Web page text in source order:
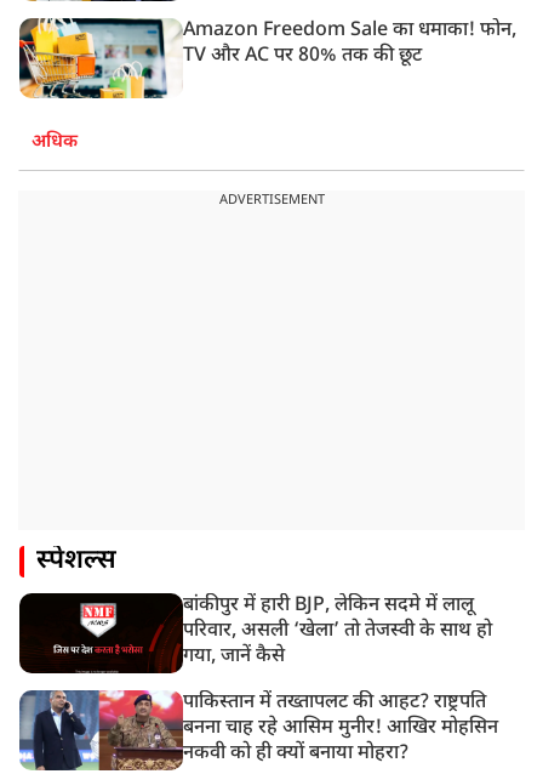
Amazon Freedom Sale का धमाका! फोन,
TV और AC पर 80% तक की छूट
अधिक
ADVERTISEMENT
स्पेशल्स
बांकीपुर में हारी BJP, लेकिन सदमे में लालू
परिवार, असली ‘खेला’ तो तेजस्वी के साथ हो
गया, जानें कैसे
पाकिस्तान में तख्तापलट की आहट? राष्ट्रपति
बनना चाह रहे आसिम मुनीर! आखिर मोहसिन
नकवी को ही क्यों बनाया मोहरा?